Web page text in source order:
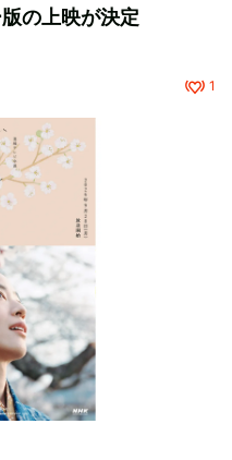
の上映が決定
1